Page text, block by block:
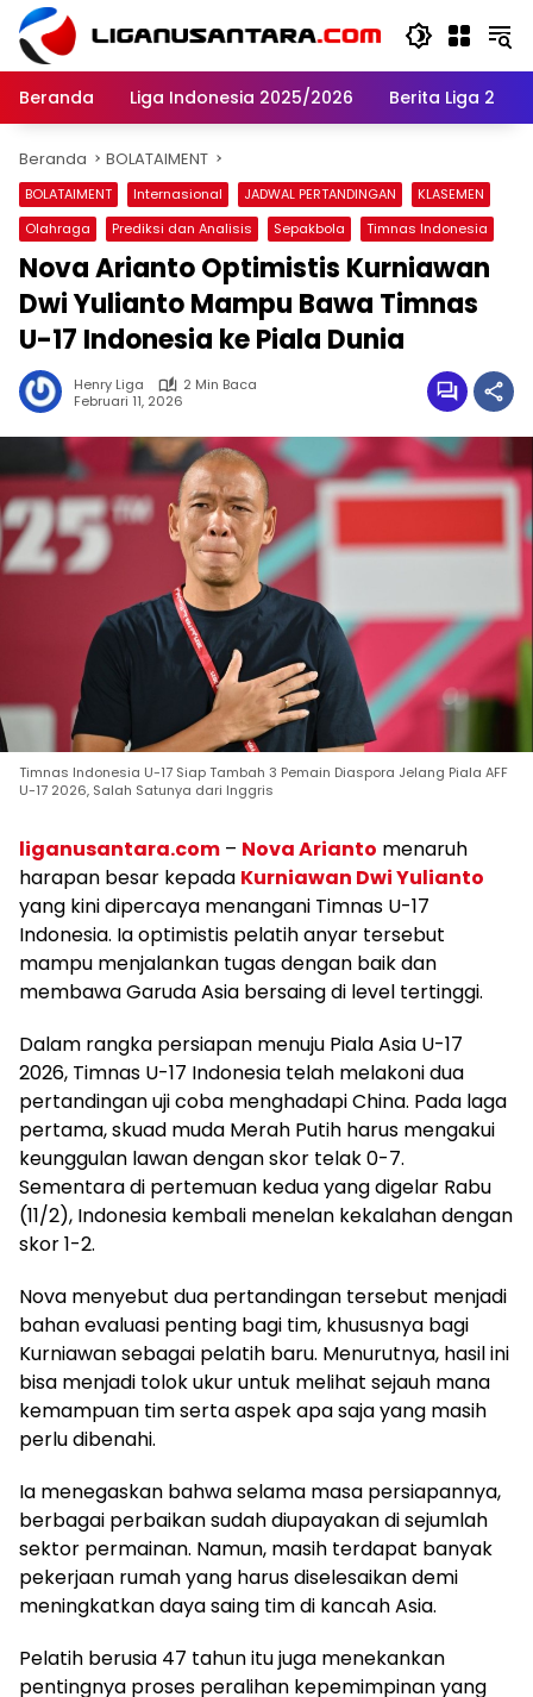
Langsung
konten
Beranda
Liga Indonesia 2025/2026 Berita Liga 2
Beranda BOLATAIMENT
BOLATAIMENT Internasional JADWAL PERTANDINGAN
KLASEMEN
Olahraga
Prediksi dan Analisis Sepakbola Timnas Indonesia
Nova Arianto Optimistis Kurniawan
Dwi Yulianto Mampu Bawa Timnas
U-17 Indonesia ke Piala Dunia
Henry Liga
2 Min Baca
Februari 11, 2026
Timnas Indonesia U-17 Siap Tambah 3 Pemain Diaspora Jelang Piala AFF
U-17 2026, Salah Satunya dari Inggris
liganusantara.com – Nova Arianto menaruh
harapan besar kepada Kurniawan Dwi Yulianto
yang kini dipercaya menangani Timnas U-17
Indonesia. Ia optimistis pelatih anyar tersebut
mampu menjalankan tugas dengan baik dan
membawa Garuda Asia bersaing di level tertinggi.
Dalam rangka persiapan menuju Piala Asia U-17
2026, Timnas U-17 Indonesia telah melakoni dua
pertandingan uji coba menghadapi China. Pada laga
pertama, skuad muda Merah Putih harus mengakui
keunggulan lawan dengan skor telak 0-7.
Sementara di pertemuan kedua yang digelar Rabu
(11/2), Indonesia kembali menelan kekalahan dengan
skor 1-2.
Nova menyebut dua pertandingan tersebut menjadi
bahan evaluasi penting bagi tim, khususnya bagi
Kurniawan sebagai pelatih baru. Menurutnya, hasil ini
bisa menjadi tolok ukur untuk melihat sejauh mana
kemampuan tim serta aspek apa saja yang masih
perlu dibenahi.
Ia menegaskan bahwa selama masa persiapannya,
berbagai perbaikan sudah diupayakan di sejumlah
sektor permainan. Namun, masih terdapat banyak
pekerjaan rumah yang harus diselesaikan demi
meningkatkan daya saing tim di kancah Asia.
Pelatih berusia 47 tahun itu juga menekankan
pentingnya proses peralihan kepemimpinan yang